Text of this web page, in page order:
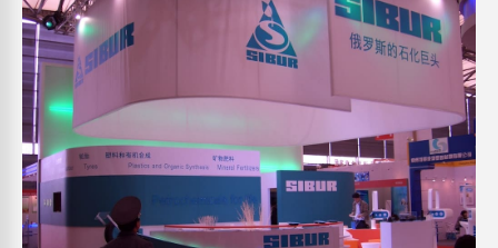
ПЕРЕЙТИ НА